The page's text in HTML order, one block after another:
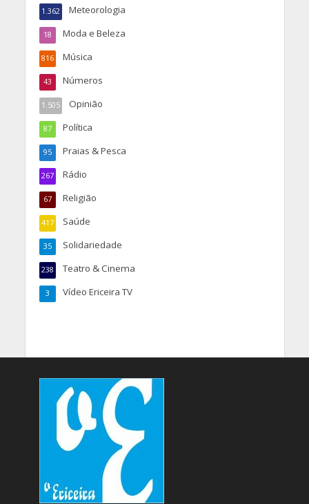
Meteorologia
1.362
Moda e Beleza
18
Música
816
Números
43
Opinião
1.505
Política
87
Praias & Pesca
95
Rádio
267
Religião
67
Saúde
417
Solidariedade
35
Teatro & Cinema
238
Vídeo Ericeira TV
3